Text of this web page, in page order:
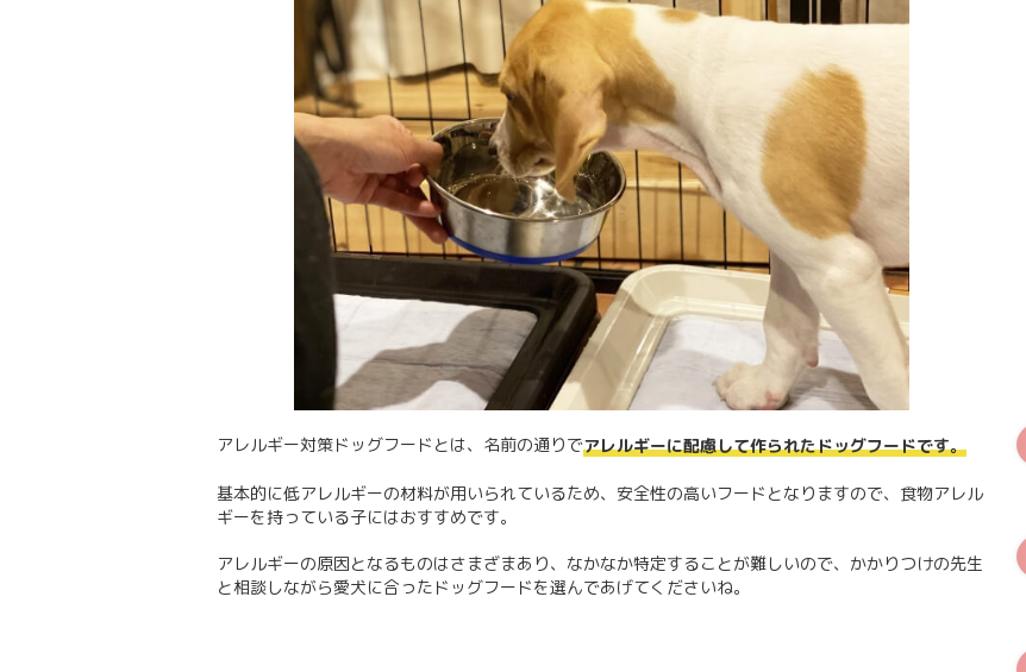
アレルギー対策ドッグフードとは、名前の通りでアレルギーに配慮して作られたドッグフードです。
基本的に低アレルギーの材料が用いられているため、安全性の高いフードとなりますので、食物アレル
ギーを持っている子にはおすすめです。
アレルギーの原因となるものはさまざまあり、なかなか特定することが難しいので、かかりつけの先生
と相談しながら愛犬に合ったドッグフードを選んであげてくださいね。